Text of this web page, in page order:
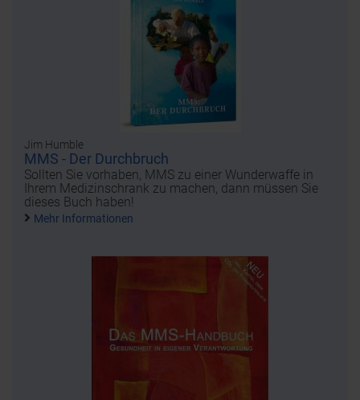
Jim Humble
MMS - Der Durchbruch
Sollten Sie vorhaben, MMS zu einer Wunderwaffe in
Ihrem Medizinschrank zu machen, dann müssen Sie
dieses Buch haben!
Mehr Informationen